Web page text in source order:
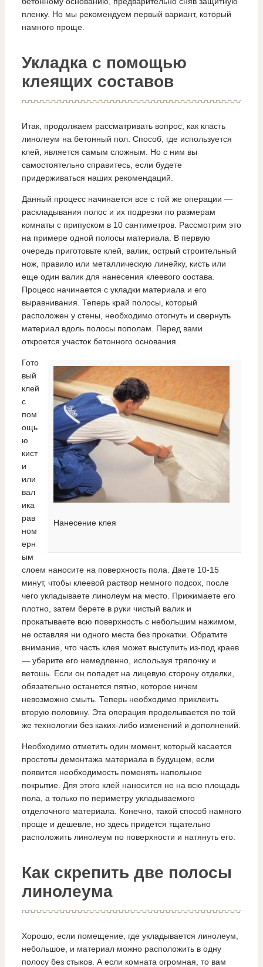
пленку. Но мы рекомендуем первый вариант, который
намного проще.
Укладка с помощью
клеящих составов
Итак, продолжаем рассматривать вопрос, как класть
линолеум на бетонный пол. Способ, где используется
клей, является самым сложным. Но с ним вы
самостоятельно справитесь, если будете
придерживаться наших рекомендаций.
Данный процесс начинается все с той же операции —
раскладывания полос и их подрезки по размерам
комнаты с припуском в 10 сантиметров. Рассмотрим это
на примере одной полосы материала. В первую
очередь приготовьте клей, валик, острый строительный
нож, правило или металлическую линейку, кисть или
еще один валик для нанесения клеевого состава.
Процесс начинается с укладки материала и его
выравнивания. Теперь край полосы, который
расположен у стены, необходимо отогнуть и свернуть
материал вдоль полосы пополам. Перед вами
откроется участок бетонного основания.
Нанесение клея
Гото
вый
клей
с
пом
ощь
ю
кист
и
или
вал
ика
рав
ном
ерн
ым
слоем наносите на поверхность пола. Даете 10-15
минут, чтобы клеевой раствор немного подсох, после
чего укладываете линолеум на место. Прижимаете его
плотно, затем берете в руки чистый валик и
прокатываете всю поверхность с небольшим нажимом,
не оставляя ни одного места без прокатки. Обратите
внимание, что часть клея может выступить из-под краев
— уберите его немедленно, используя тряпочку и
ветошь. Если он попадет на лицевую сторону отделки,
обязательно останется пятно, которое ничем
невозможно смыть. Теперь необходимо приклеить
вторую половину. Эта операция проделывается по той
же технологии без каких-либо изменений и дополнений.
Необходимо отметить один момент, который касается
простоты демонтажа материала в будущем, если
появится необходимость поменять напольное
покрытие. Для этого клей наносится не на всю площадь
пола, а только по периметру укладываемого
отделочного материала. Конечно, такой способ намного
проще и дешевле, но здесь придется тщательно
расположить линолеум по поверхности и натянуть его.
Как скрепить две полосы
линолеума
Хорошо, если помещение, где укладывается линолеум,
небольшое, и материал можно расположить в одну
полосу без стыков. А если комната огромная, то вам